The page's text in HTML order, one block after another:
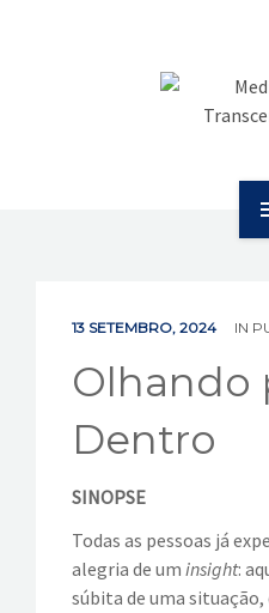
COMUNICAÇÃO
VÍDEOS
CONTATOS
BOLETIM
EVENTOS
13 SETEMBRO, 2024 IN
Olhando
Dentro
SINOPSE
Todas as pessoas já
alegria de um insight:
súbita de uma